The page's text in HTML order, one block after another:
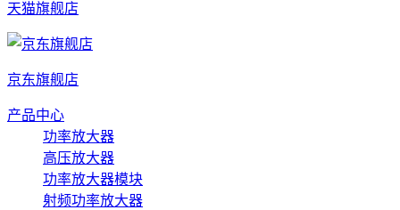
天猫旗舰店
京东旗舰店
产品中心
功率放大器
高压放大器
功率放大器模块
射频功率放大器